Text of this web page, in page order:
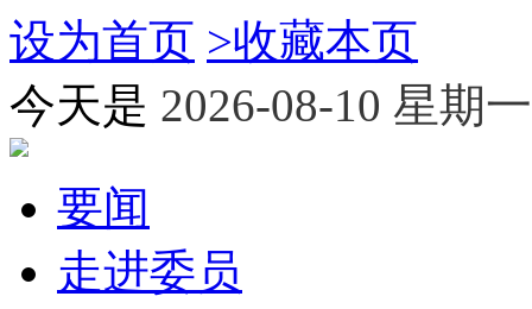
设为首页 >收藏本页
今天是 2026-08-10 星期一
要闻
走进委员